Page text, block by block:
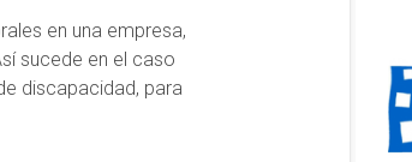
en una empresa,
sucede en el caso
discapacidad, para